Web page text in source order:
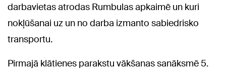
darbavietas atrodas Rumbulas apkaimē un kuri
nokļūšanai uz un no darba izmanto sabiedrisko
transportu.
Pirmajā klātienes parakstu vākšanas sanāksmē 5.